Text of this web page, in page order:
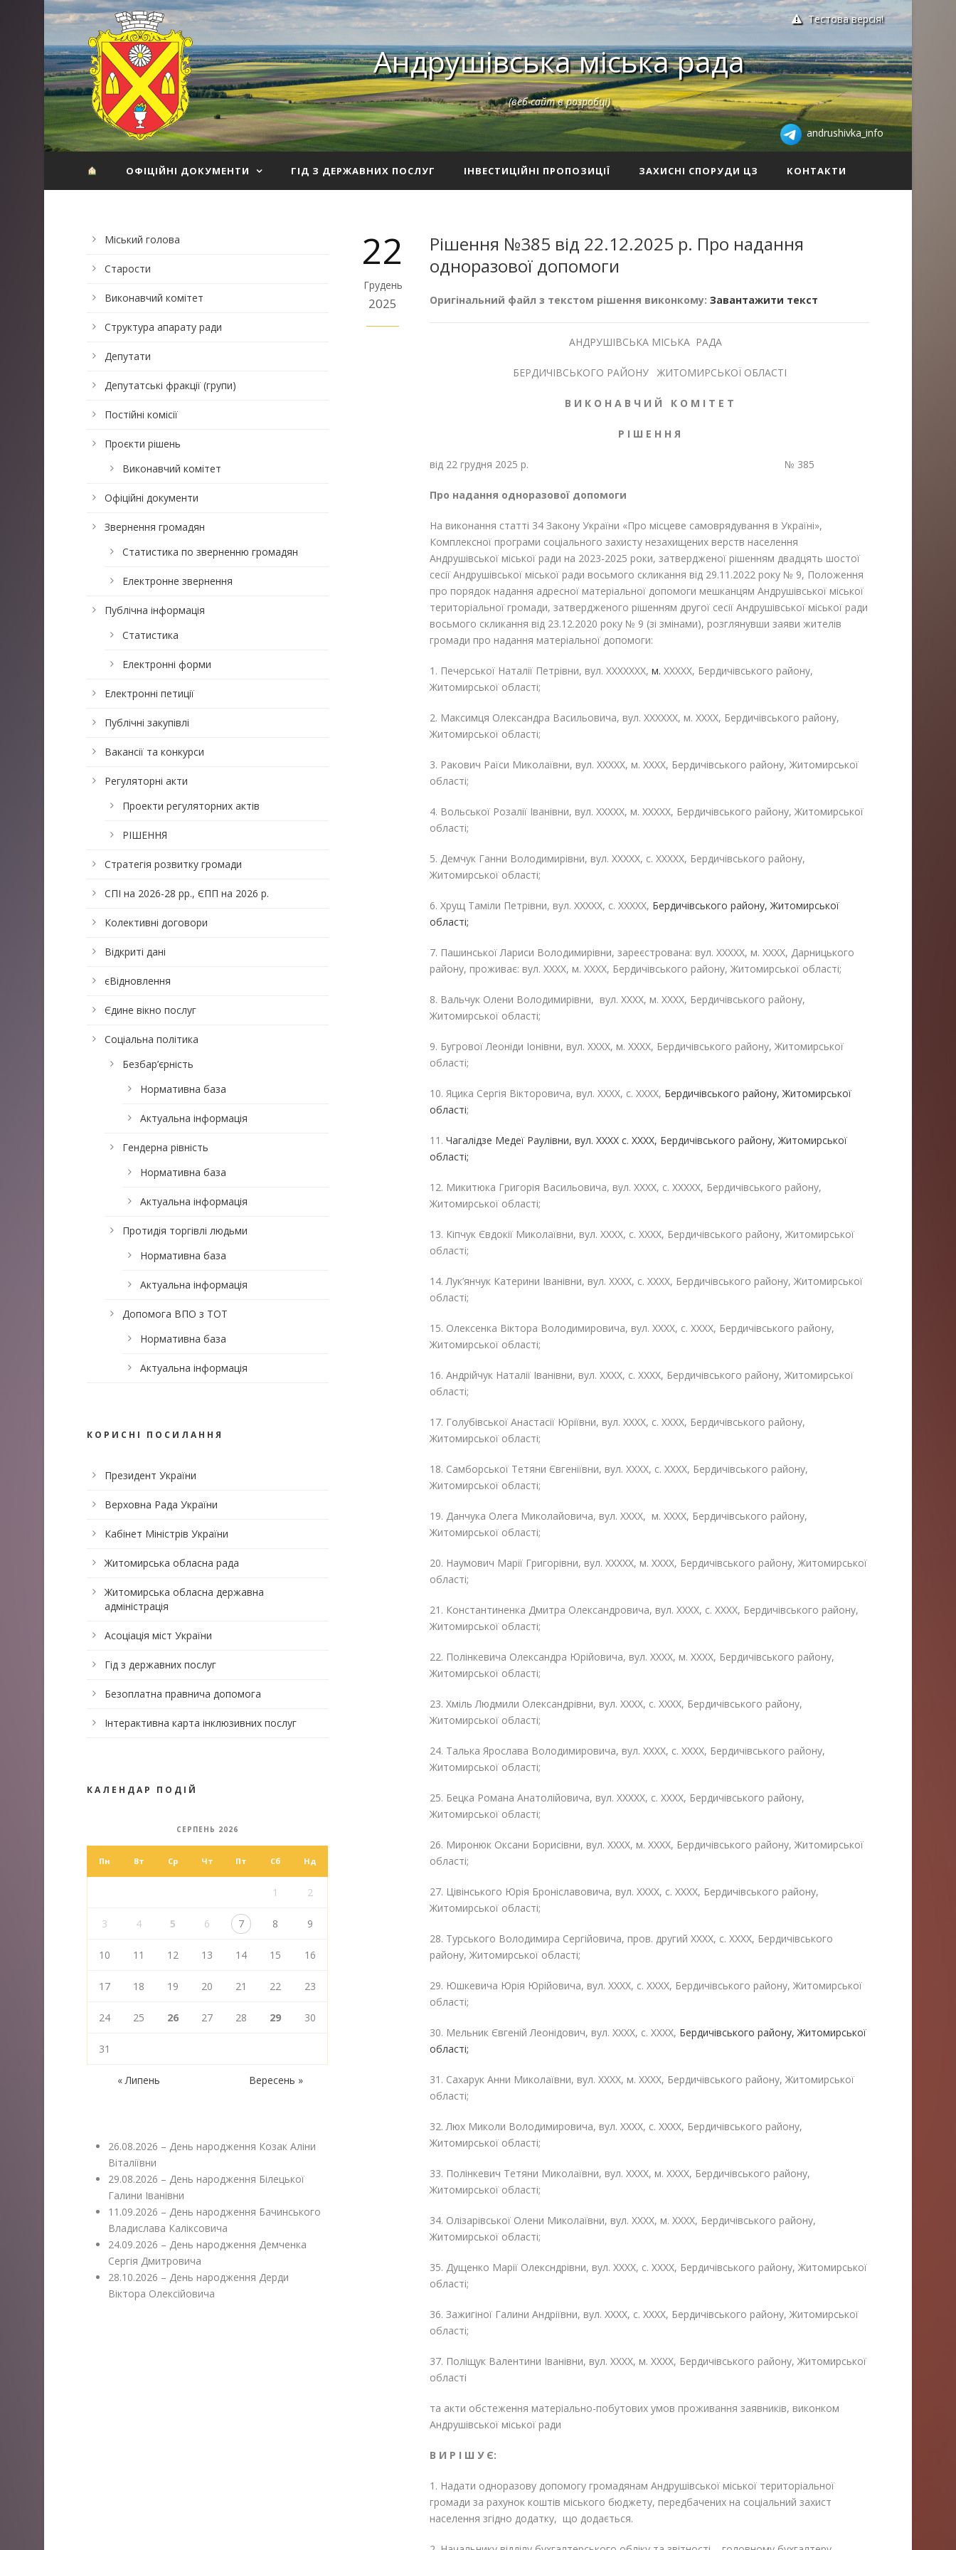
Тестова версія!
Андрушівська міська рада
(веб-сайт в розробці)
andrushivka_info
ОФІЦІЙНІ ДОКУМЕНТИ ГІД З ДЕРЖАВНИХ ПОСЛУГ ІНВЕСТИЦІЙНІ ПРОПОЗИЦІЇ ЗАХИСНІ СПОРУДИ ЦЗ КОНТАКТИ
22
Грудень
2025
Рішення №385 від 22.12.2025 р. Про надання
одноразової допомоги
Оригінальний файл з текстом рішення виконкому: Завантажити текст
АНДРУШІВСЬКА МІСЬКА РАДА
БЕРДИЧІВСЬКОГО РАЙОНУ ЖИТОМИРСЬКОЇ ОБЛАСТІ
В И К О Н А В Ч И Й К О М І Т Е Т
Р І Ш Е Н Н Я
від 22 грудня 2025 р. № 385
Про надання одноразової допомоги
На виконання статті 34 Закону України «Про місцеве самоврядування в Україні»,
Комплексної програми соціального захисту незахищених верств населення
Андрушівської міської ради на 2023-2025 роки, затвердженої рішенням двадцять шостої
сесії Андрушівської міської ради восьмого скликання від 29.11.2022 року № 9, Положення
про порядок надання адресної матеріальної допомоги мешканцям Андрушівської міської
територіальної громади, затвердженого рішенням другої сесії Андрушівської міської ради
восьмого скликання від 23.12.2020 року № 9 (зі змінами), розглянувши заяви жителів
громади про надання матеріальної допомоги:
1. Печерської Наталії Петрівни, вул. ХХХХХХХ, м. ХХХХХ, Бердичівського району,
Житомирської області;
2. Максимця Олександра Васильовича, вул. ХХХХХХ, м. ХХХХ, Бердичівського району,
Житомирської області;
3. Ракович Раїси Миколаївни, вул. ХХХХХ, м. ХХХХ, Бердичівського району, Житомирської
області;
4. Вольської Розалії Іванівни, вул. ХХХХХ, м. ХХХХХ, Бердичівського району, Житомирської
області;
5. Демчук Ганни Володимирівни, вул. ХХХХХ, с. ХХХХХ, Бердичівського району,
Житомирської області;
6. Хрущ Таміли Петрівни, вул. ХХХХХ, с. ХХХХХ, Бердичівського району, Житомирської
області;
7. Пашинської Лариси Володимирівни, зареєстрована: вул. ХХХХХ, м. ХХХХ, Дарницького
району, проживає: вул. ХХХХ, м. ХХХХ, Бердичівського району, Житомирської області;
8. Вальчук Олени Володимирівни, вул. ХХХХ, м. ХХХХ, Бердичівського району,
Житомирської області;
9. Бугрової Леоніди Іонівни, вул. ХХХХ, м. ХХХХ, Бердичівського району, Житомирської
області;
10. Яцика Сергія Вікторовича, вул. ХХХХ, с. ХХХХ, Бердичівського району, Житомирської
області;
11. Чагалідзе Медеї Раулівни, вул. ХХХХ с. ХХХХ, Бердичівського району, Житомирської
області;
12. Микитюка Григорія Васильовича, вул. ХХХХ, с. ХХХХХ, Бердичівського району,
Житомирської області;
13. Кіпчук Євдокії Миколаївни, вул. ХХХХ, с. ХХХХ, Бердичівського району, Житомирської
області;
14. Лук’янчук Катерини Іванівни, вул. ХХХХ, с. ХХХХ, Бердичівського району, Житомирської
області;
15. Олексенка Віктора Володимировича, вул. ХХХХ, с. ХХХХ, Бердичівського району,
Житомирської області;
16. Андрійчук Наталії Іванівни, вул. ХХХХ, с. ХХХХ, Бердичівського району, Житомирської
області;
17. Голубівської Анастасії Юріївни, вул. ХХХХ, с. ХХХХ, Бердичівського району,
Житомирської області;
18. Самборської Тетяни Євгеніївни, вул. ХХХХ, с. ХХХХ, Бердичівського району,
Житомирської області;
19. Данчука Олега Миколайовича, вул. ХХХХ, м. ХХХХ, Бердичівського району,
Житомирської області;
20. Наумович Марії Григорівни, вул. ХХХХХ, м. ХХХХ, Бердичівського району, Житомирської
області;
21. Константиненка Дмитра Олександровича, вул. ХХХХ, с. ХХХХ, Бердичівського району,
Житомирської області;
22. Полінкевича Олександра Юрійовича, вул. ХХХХ, м. ХХХХ, Бердичівського району,
Житомирської області;
23. Хміль Людмили Олександрівни, вул. ХХХХ, с. ХХХХ, Бердичівського району,
Житомирської області;
24. Талька Ярослава Володимировича, вул. ХХХХ, с. ХХХХ, Бердичівського району,
Житомирської області;
25. Бецка Романа Анатолійовича, вул. ХХХХХ, с. ХХХХ, Бердичівського району,
Житомирської області;
26. Миронюк Оксани Борисівни, вул. ХХХХ, м. ХХХХ, Бердичівського району, Житомирської
області;
27. Цівінського Юрія Броніславовича, вул. ХХХХ, с. ХХХХ, Бердичівського району,
Житомирської області;
28. Турського Володимира Сергійовича, пров. другий ХХХХ, с. ХХХХ, Бердичівського
району, Житомирської області;
29. Юшкевича Юрія Юрійовича, вул. ХХХХ, с. ХХХХ, Бердичівського району, Житомирської
області;
30. Мельник Євгеній Леонідович, вул. ХХХХ, с. ХХХХ, Бердичівського району, Житомирської
області;
31. Сахарук Анни Миколаївни, вул. ХХХХ, м. ХХХХ, Бердичівського району, Житомирської
області;
32. Люх Миколи Володимировича, вул. ХХХХ, с. ХХХХ, Бердичівського району,
Житомирської області;
33. Полінкевич Тетяни Миколаївни, вул. ХХХХ, м. ХХХХ, Бердичівського району,
Житомирської області;
34. Олізарівської Олени Миколаївни, вул. ХХХХ, м. ХХХХ, Бердичівського району,
Житомирської області;
35. Дущенко Марії Олексндрівни, вул. ХХХХ, с. ХХХХ, Бердичівського району, Житомирської
області;
36. Зажигіної Галини Андріївни, вул. ХХХХ, с. ХХХХ, Бердичівського району, Житомирської
області;
37. Поліщук Валентини Іванівни, вул. ХХХХ, м. ХХХХ, Бердичівського району, Житомирської
області
та акти обстеження матеріально-побутових умов проживання заявників, виконком
Андрушівської міської ради
В И Р І Ш У Є:
1. Надати одноразову допомогу громадянам Андрушівської міської територіальної
громади за рахунок коштів міського бюджету, передбачених на соціальний захист
населення згідно додатку, що додається.
Міський голова
Старости
Виконавчий комітет
Структура апарату ради
Депутати
Депутатські фракції (групи)
Постійні комісії
Проєкти рішень
Виконавчий комітет
Офіційні документи
Звернення громадян
Статистика по зверненню громадян
Електронне звернення
Публічна інформація
Статистика
Електронні форми
Електронні петиції
Публічні закупівлі
Вакансії та конкурси
Регуляторні акти
Проекти регуляторних актів
РІШЕННЯ
Стратегія розвитку громади
СПІ на 2026-28 рр., ЄПП на 2026 р.
Колективні договори
Відкриті дані
єВідновлення
Єдине вікно послуг
Соціальна політика
Безбар’єрність
Нормативна база
Актуальна інформація
Гендерна рівність
Нормативна база
Актуальна інформація
Протидія торгівлі людьми
Нормативна база
Актуальна інформація
Допомога ВПО з ТОТ
Нормативна база
Актуальна інформація
КОРИСНІ ПОСИЛАННЯ
Президент України
Верховна Рада України
Кабінет Міністрів України
Житомирська обласна рада
Житомирська обласна державна
адміністрація
Асоціація міст України
Гід з державних послуг
Безоплатна правнича допомога
Інтерактивна карта інклюзивних послуг
КАЛЕНДАР ПОДІЙ
СЕРПЕНЬ 2026
Пн Вт Ср Чт Пт Сб Нд
1 2
3 4 5 6 7 8 9
10 11 12 13 14 15 16
17 18 19 20 21 22 23
24 25 26 27 28 29 30
31
« Липень Вересень »
26.08.2026 – День народження Козак Аліни
Віталіївни
29.08.2026 – День народження Білецької
Галини Іванівни
11.09.2026 – День народження Бачинського
Владислава Каліксовича
24.09.2026 – День народження Демченка
Сергія Дмитровича
28.10.2026 – День народження Дерди
Віктора Олексійовича